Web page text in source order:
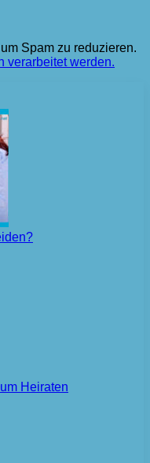
Spam zu reduzieren.
verarbeitet werden.
Heiraten